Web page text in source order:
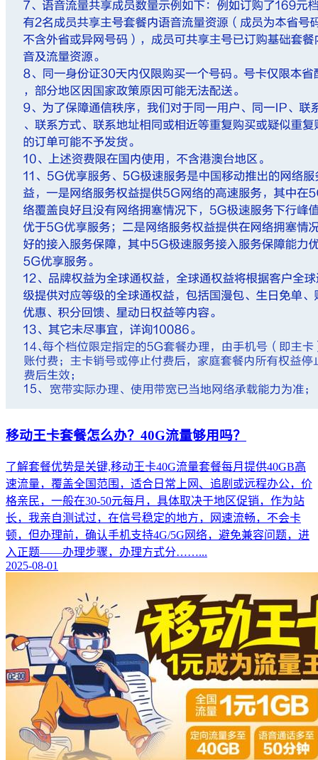
移动王卡套餐怎么办？40G流量够用吗？
了解套餐优势是关键,移动王卡40G流量套餐每月提供40GB高
速流量，覆盖全国范围，适合日常上网、追剧或远程办公，价
格亲民，一般在30-50元每月，具体取决于地区促销，作为站
长，我亲自测试过，在信号稳定的地方，网速流畅，不会卡
顿，但办理前，确认手机支持4G/5G网络，避免兼容问题，进
入正题——办理步骤，办理方式分……...
2025-08-01